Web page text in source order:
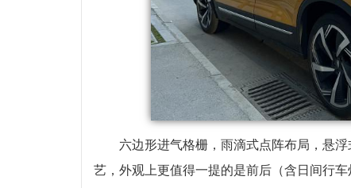
六边形进气格栅，雨滴式点阵布局，悬浮
艺，外观上更值得一提的是前后（含日间行